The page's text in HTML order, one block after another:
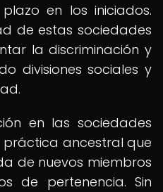
en los iniciados.
de estas sociedades
la discriminación y
divisiones sociales y
en las sociedades
práctica ancestral que
de nuevos miembros
de pertenencia. Sin